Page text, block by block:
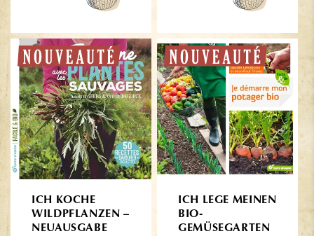
ICH KOCHE
WILDPFLANZEN –
NEUAUSGABE
ICH LEGE MEINEN
BIO-
GEMÜSEGARTEN